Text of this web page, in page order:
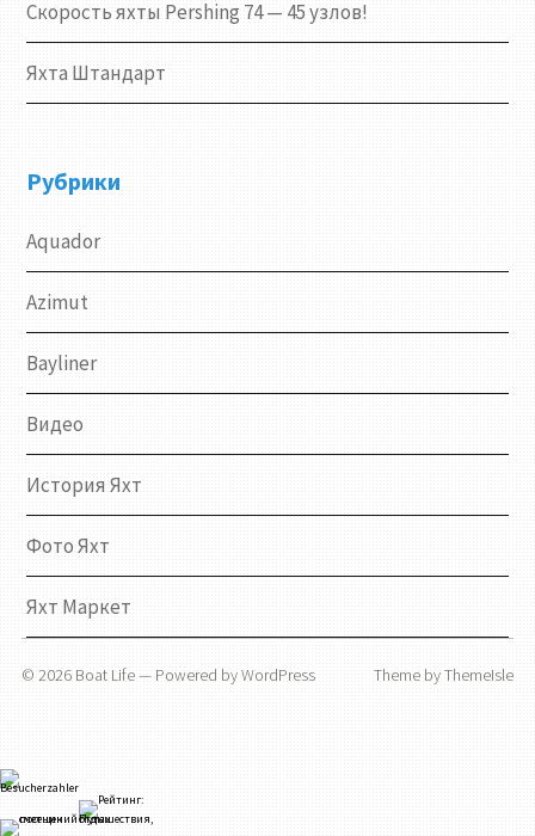
Скорость яхты Pershing 74 — 45 узлов!
Яхта Штандарт
Рубрики
Aquador
Azimut
Bayliner
Видео
История Яхт
Фото Яхт
Яхт Маркет
© 2026 Boat Life— Powered byWordPress Theme byThemeIsle